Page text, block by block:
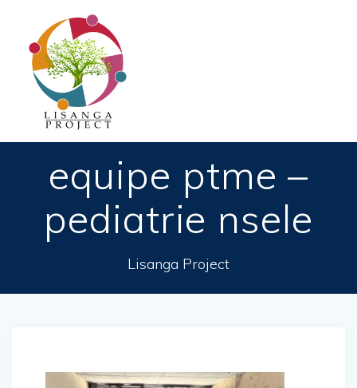
equipe ptme –
pediatrie nsele
Lisanga Project